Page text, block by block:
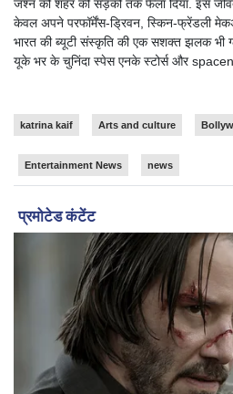
जश्न को शहर की सड़कों तक फैला दिया. इस
केवल अपने परफॉर्मेंस-ड्रिवन, स्किन-फ्रेंडली
भारत की ब्यूटी संस्कृति की एक सशक्त झलक भी
यूके भर के चुनिंदा स्पेस एनके स्टोर्स और
katrina kaif Arts and culture
Entertainment News news